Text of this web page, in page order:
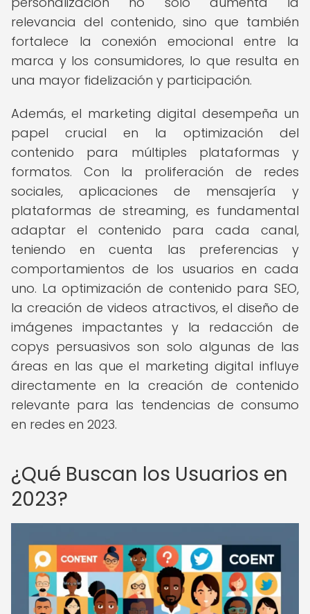
relevancia del contenido, sino que también
fortalece la conexión emocional entre la
marca y los consumidores, lo que resulta en
una mayor fidelización y participación.
Además, el marketing digital desempeña un
papel crucial en la optimización del
contenido para múltiples plataformas y
formatos. Con la proliferación de redes
sociales, aplicaciones de mensajería y
plataformas de streaming, es fundamental
adaptar el contenido para cada canal,
teniendo en cuenta las preferencias y
comportamientos de los usuarios en cada
uno. La optimización de contenido para SEO,
la creación de videos atractivos, el diseño de
imágenes impactantes y la redacción de
copys persuasivos son solo algunas de las
áreas en las que el marketing digital influye
directamente en la creación de contenido
relevante para las tendencias de consumo
en redes en 2023.
¿Qué Buscan los Usuarios en
2023?